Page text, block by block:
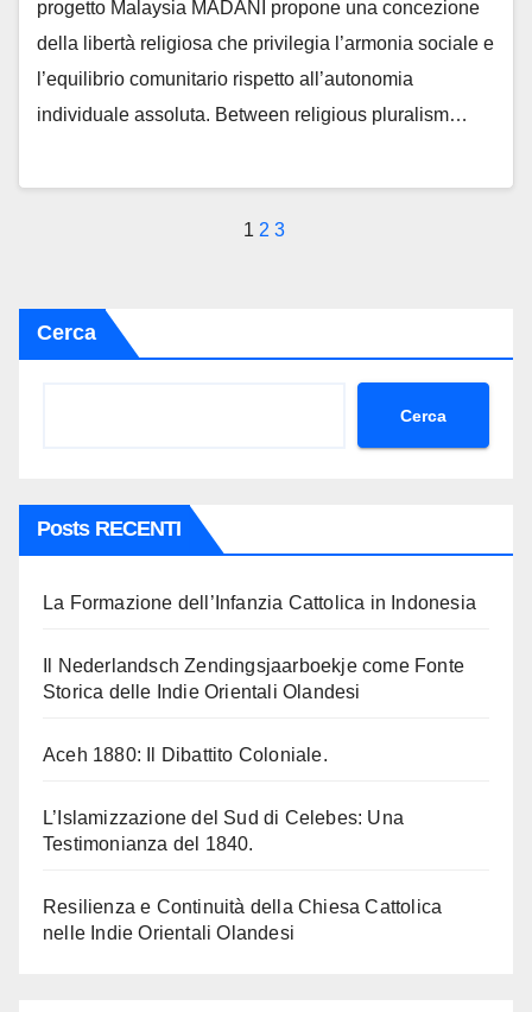
progetto Malaysia MADANI propone una concezione
della libertà religiosa che privilegia l’armonia sociale e
l’equilibrio comunitario rispetto all’autonomia
individuale assoluta. Between religious pluralism…
Paginazione
1 2 3
Cerca
Cerca
Posts RECENTI
La Formazione dell’Infanzia Cattolica in Indonesia
Il Nederlandsch Zendingsjaarboekje come Fonte
Storica delle Indie Orientali Olandesi
Aceh 1880: Il Dibattito Coloniale.
L’Islamizzazione del Sud di Celebes: Una
Testimonianza del 1840.
Resilienza e Continuità della Chiesa Cattolica
nelle Indie Orientali Olandesi